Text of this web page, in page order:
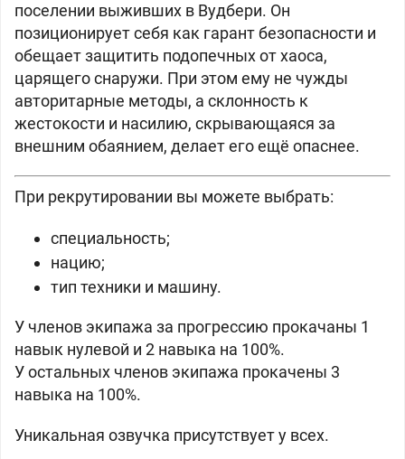
поселении выживших в Вудбери. Он
позиционирует себя как гарант безопасности и
обещает защитить подопечных от хаоса,
царящего снаружи. При этом ему не чужды
авторитарные методы, а склонность к
жестокости и насилию, скрывающаяся за
внешним обаянием, делает его ещё опаснее.
При рекрутировании вы можете выбрать:
специальность;
нацию;
тип техники и машину.
У членов экипажа за прогрессию прокачаны 1
навык нулевой и 2 навыка на 100%.
У остальных членов экипажа прокачены 3
навыка на 100%.
Уникальная озвучка присутствует у всех.